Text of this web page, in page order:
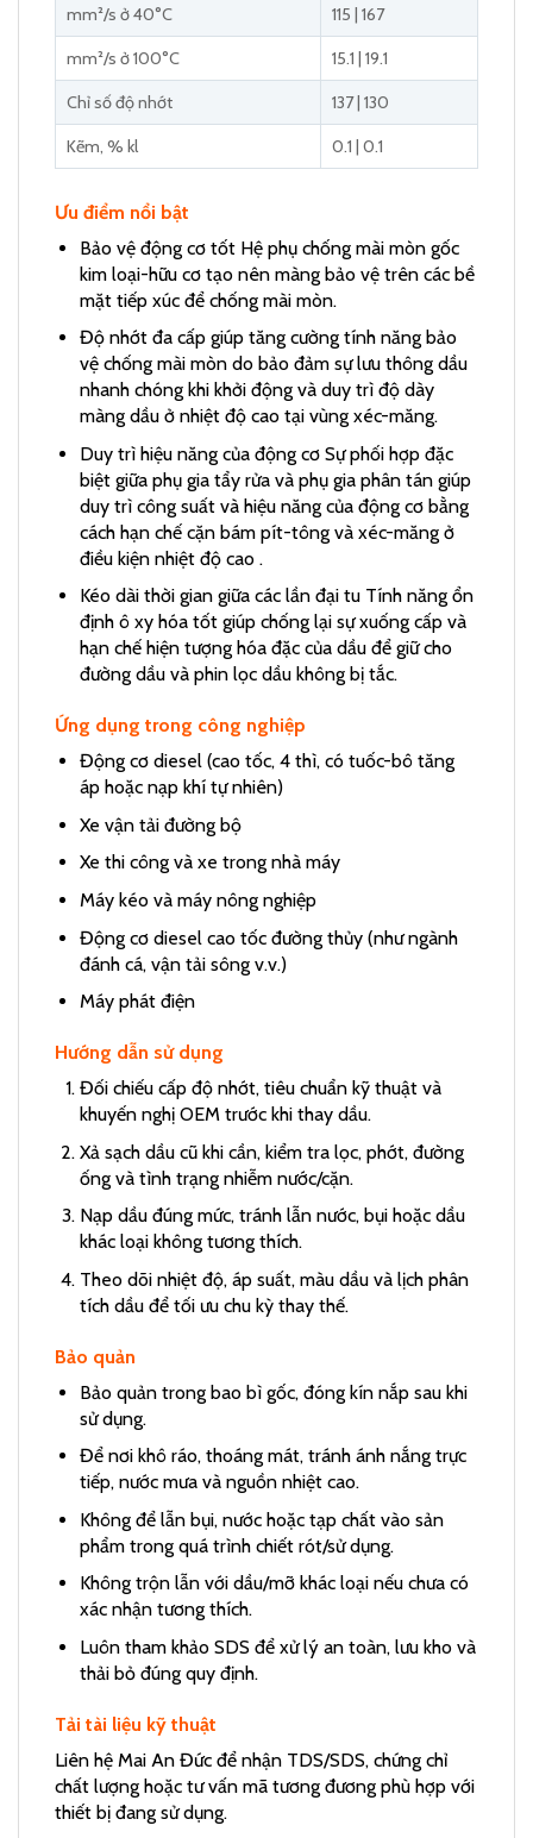
mm²/s ở 40°C 115 | 167
mm²/s ở 100°C 15.1 | 19.1
Chỉ số độ nhớt 137 | 130
Kẽm, % kl 0.1 | 0.1
Ưu điểm nổi bật
Bảo vệ động cơ tốt Hệ phụ chống mài mòn gốc
kim loại-hữu cơ tạo nên màng bảo vệ trên các bề
mặt tiếp xúc để chống mài mòn.
Độ nhớt đa cấp giúp tăng cường tính năng bảo
vệ chống mài mòn do bảo đảm sự lưu thông dầu
nhanh chóng khi khởi động và duy trì độ dày
màng dầu ở nhiệt độ cao tại vùng xéc-măng.
Duy trì hiệu năng của động cơ Sự phối hợp đặc
biệt giữa phụ gia tẩy rửa và phụ gia phân tán giúp
duy trì công suất và hiệu năng của động cơ bằng
cách hạn chế cặn bám pít-tông và xéc-măng ở
điều kiện nhiệt độ cao .
Kéo dài thời gian giữa các lần đại tu Tính năng ổn
định ô xy hóa tốt giúp chống lại sự xuống cấp và
hạn chế hiện tượng hóa đặc của dầu để giữ cho
đường dầu và phin lọc dầu không bị tắc.
Ứng dụng trong công nghiệp
Động cơ diesel (cao tốc, 4 thì, có tuốc-bô tăng
áp hoặc nạp khí tự nhiên)
Xe vận tải đường bộ
Xe thi công và xe trong nhà máy
Máy kéo và máy nông nghiệp
Động cơ diesel cao tốc đường thủy (như ngành
đánh cá, vận tải sông v.v.)
Máy phát điện
Hướng dẫn sử dụng
Đối chiếu cấp độ nhớt, tiêu chuẩn kỹ thuật và
khuyến nghị OEM trước khi thay dầu.
Xả sạch dầu cũ khi cần, kiểm tra lọc, phớt, đường
ống và tình trạng nhiễm nước/cặn.
Nạp dầu đúng mức, tránh lẫn nước, bụi hoặc dầu
khác loại không tương thích.
Theo dõi nhiệt độ, áp suất, màu dầu và lịch phân
tích dầu để tối ưu chu kỳ thay thế.
Bảo quản
Bảo quản trong bao bì gốc, đóng kín nắp sau khi
sử dụng.
Để nơi khô ráo, thoáng mát, tránh ánh nắng trực
tiếp, nước mưa và nguồn nhiệt cao.
Không để lẫn bụi, nước hoặc tạp chất vào sản
phẩm trong quá trình chiết rót/sử dụng.
Không trộn lẫn với dầu/mỡ khác loại nếu chưa có
xác nhận tương thích.
Luôn tham khảo SDS để xử lý an toàn, lưu kho và
thải bỏ đúng quy định.
Tải tài liệu kỹ thuật
Liên hệ Mai An Đức để nhận TDS/SDS, chứng chỉ
chất lượng hoặc tư vấn mã tương đương phù hợp với
thiết bị đang sử dụng.